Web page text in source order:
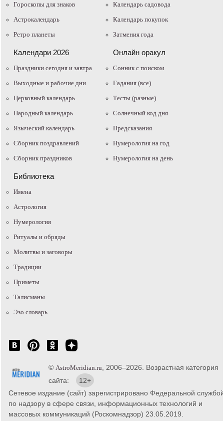
Гороскопы для знаков
Астрокалендарь
Ретро планеты
Календарь садовода
Календарь покупок
Затмения года
Календари 2026
Праздники сегодня и завтра
Выходные и рабочие дни
Церковный календарь
Народный календарь
Языческий календарь
Сборник поздравлений
Сборник праздников
Онлайн оракул
Cонник с поиском
Гадания (все)
Тесты (разные)
Солнечный код дня
Предсказания
Нумерология на год
Нумерология на день
Библиотека
Имена
Астрология
Нумерология
Ритуалы и обряды
Молитвы и заговоры
Традиции
Приметы
Талисманы
Эзо словарь
© AstroMeridian.ru, 2006–2026. Возрастная категория
сайта:
12+
Сетевое издание (сайт) зарегистрировано Федеральной службой
по надзору в сфере связи, информационных технологий и
массовых коммуникаций (Роскомнадзор) 23.05.2019.